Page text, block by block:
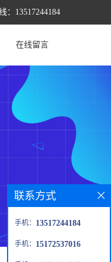
： 13517244184
在线留言
联系方式
手机： 13517244184
手机： 15172537016